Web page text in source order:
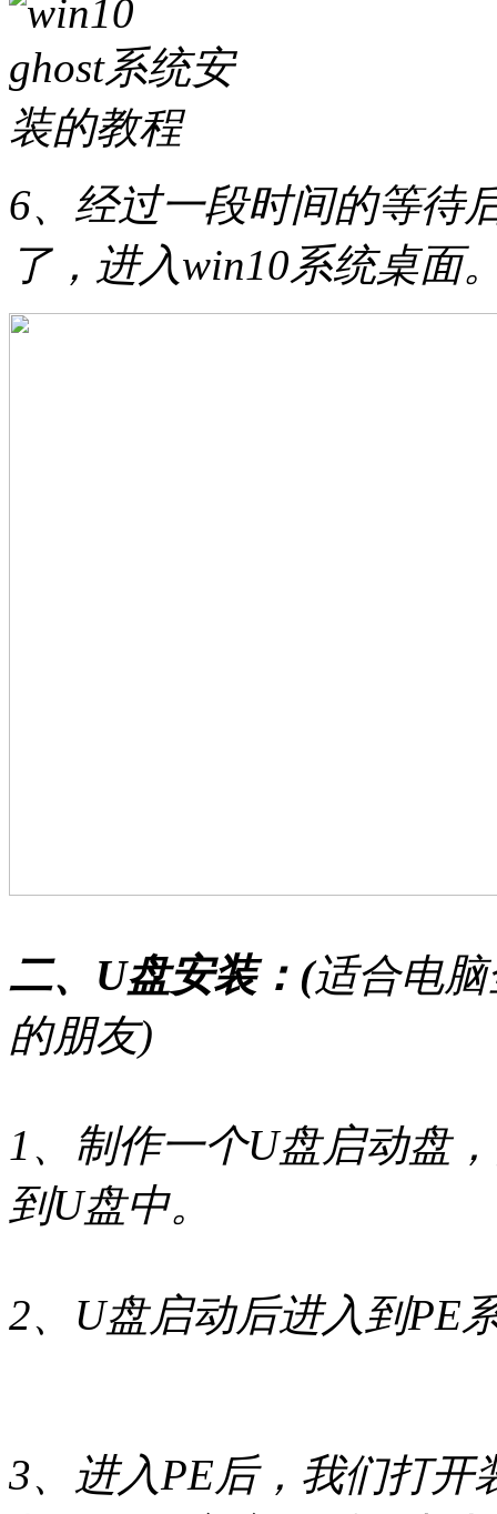
6、经过一段时间的等待
了，进入win10系统桌面
二、U盘安装：(适合电
的朋友)
1、制作一个U盘启动盘
到U盘中。
2、U盘启动后进入到PE
3、进入PE后，我们打开